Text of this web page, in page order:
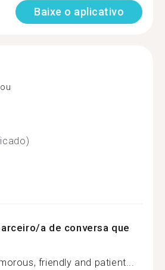
Baixe o aplicativo
a de conversa que
friendly and patient...